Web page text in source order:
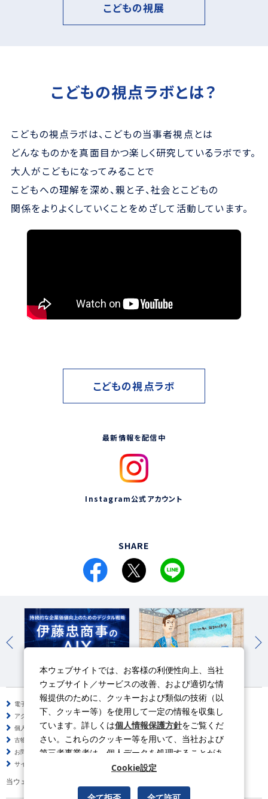
こどもの視展
こどもの視点ラボとは？
こどもの視点ラボは、こどもの当事者視点とは
どんなものかを真面目かつ楽しく研究しているラボです。
大人がこどもになってみることで
こどもへの理解を深め、親と子、社会とこどもの
関係をよりよくしていくことをめざして活動しています。
こどもの視点ラボ
最新情報を配信中
Instagram公式アカウント
SHARE
伊藤忠のAIX 伊藤忠商事の働き方改革
電子公告
サイトのご利用について
アクセシビリティポリシー
情報セキュリティポリシー
個人情報保護方針
ソーシャルメディアポリシー
古物営業法に基づく表示
サイトの使い方
お問い合わせ
よくある質問
サイトマップ
当ウェブサイトの動画はYouTubeを利用しています。
本ウェブサイトでは、お客様の利便性向上、当社
ウェブサイト／サービスの改善、および適切な情
報提供のために、クッキーおよび類似の技術（以
下、クッキー等）を使用して一定の情報を収集し
ています。詳しくは個人情報保護方針をご覧くだ
さい。これらのクッキー等を用いて、当社および
第三者事業者は、個人データを処理することがあ
Cookie設定